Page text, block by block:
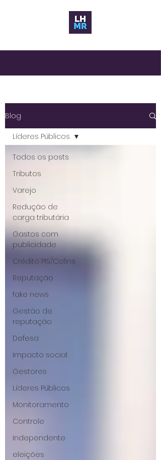
Blog
Todos os posts
Tributos
Varejo
Redução de
carga tributária
Gastos com
publicidade
Crédito PIS/Cofins
Reputação
fake news
Gestão de
reputação
Defesa
Impacto social
Gestores
Líderes Públicos
Monitoramento
Controle
Independente
eleições
Líderes Públicos